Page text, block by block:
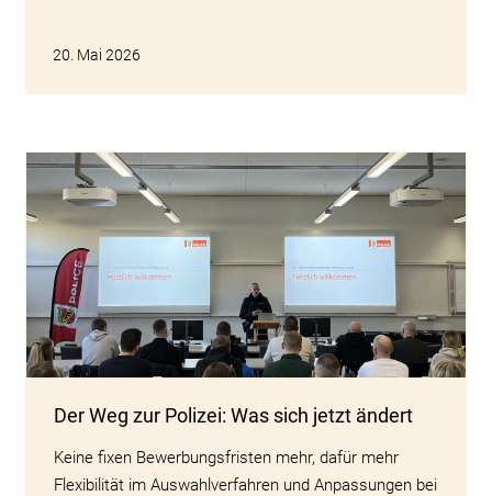
20. Mai 2026
Der Weg zur Polizei: Was sich jetzt ändert
Keine fixen Bewerbungsfristen mehr, dafür mehr
Flexibilität im Auswahlverfahren und Anpassungen bei